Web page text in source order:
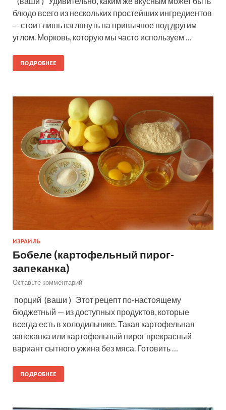
блюдо всего из нескольких простейших ингредиентов
— стоит лишь взглянуть на привычное под другим
углом. Морковь, которую мы часто используем …
ПОДРОБНЕЕ
ИЗРАИЛЬ
Бобеле (картофельный пирог-
запеканка)
Оставьте комментарий
порций (ваши ) Этот рецепт по-настоящему
бюджетный — из доступных продуктов, которые
всегда есть в холодильнике. Такая картофельная
запеканка или картофельный пирог прекрасный
вариант сытного ужина без мяса. Готовить …
ПОДРОБНЕЕ